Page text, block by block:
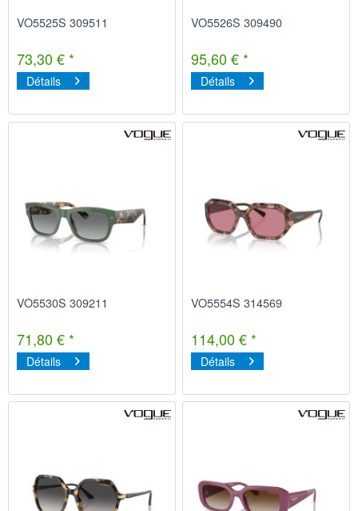
VO5525S 309511
73,30 € *
Détails
VO5526S 309490
95,60 € *
Détails
VO5530S 309211
71,80 € *
Détails
VO5554S 314569
114,00 € *
Détails